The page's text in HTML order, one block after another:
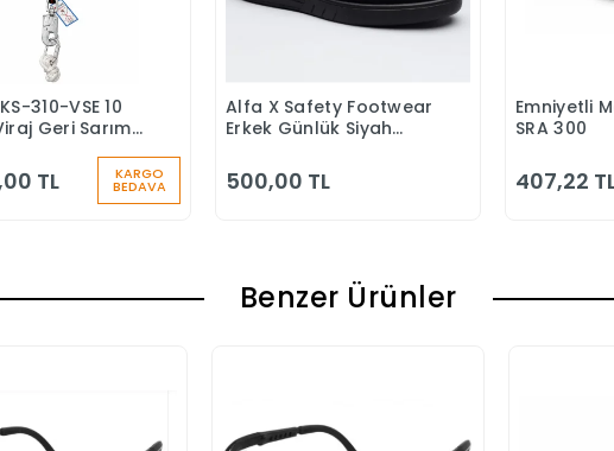
Sepete Ekle
310-VSE 10
Geri Sarımlı
TL KARGO
BEDAVA
Sepete Ekle
Alfa X Safety Footwear
Erkek Günlük Siyah
500,00 TL
Emniyetli
SRA 300
407,22
Benzer Ürünler